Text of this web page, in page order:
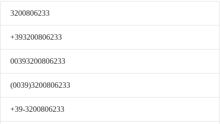
3200806233
+393200806233
00393200806233
(0039)3200806233
+39-3200806233